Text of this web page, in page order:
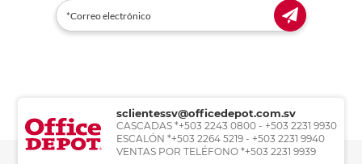
sclientessv@officedepot.com.sv
CASCADAS *+503 2243 0800 - +503 2231 9930
ESCALÓN *+503 2264 5219 - +503 2231 9940
VENTAS POR TELÉFONO *+503 2231 9939